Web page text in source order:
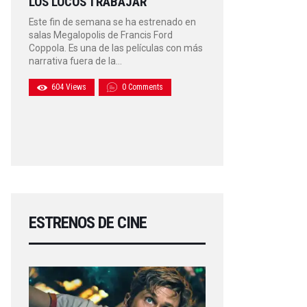
Este fin de semana se ha estrenado en
salas Megalopolis de Francis Ford
Coppola. Es una de las películas con más
narrativa fuera de la…
604 Views 0 Comments
ESTRENOS DE CINE